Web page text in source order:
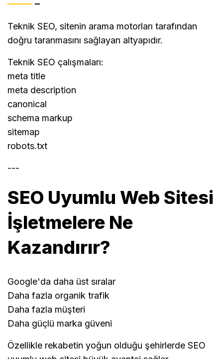
Teknik SEO, sitenin arama motorları tarafından
doğru taranmasını sağlayan altyapıdır.
Teknik SEO çalışmaları:
meta title
meta description
canonical
schema markup
sitemap
robots.txt
---
SEO Uyumlu Web Sitesi
İşletmelere Ne
Kazandırır?
Google'da daha üst sıralar
Daha fazla organik trafik
Daha fazla müşteri
Daha güçlü marka güveni
Özellikle rekabetin yoğun olduğu şehirlerde SEO